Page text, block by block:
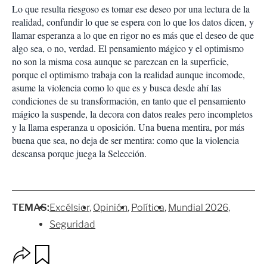
Lo que resulta riesgoso es tomar ese deseo por una lectura de la
realidad, confundir lo que se espera con lo que los datos dicen, y
llamar esperanza a lo que en rigor no es más que el deseo de que
algo sea, o no, verdad. El pensamiento mágico y el optimismo
no son la misma cosa aunque se parezcan en la superficie,
porque el optimismo trabaja con la realidad aunque incomode,
asume la violencia como lo que es y busca desde ahí las
condiciones de su transformación, en tanto que el pensamiento
mágico la suspende, la decora con datos reales pero incompletos
y la llama esperanza u oposición. Una buena mentira, por más
buena que sea, no deja de ser mentira: como que la violencia
descansa porque juega la Selección.
TEMAS:Excélsior Opinión Política Mundial 2026
Seguridad